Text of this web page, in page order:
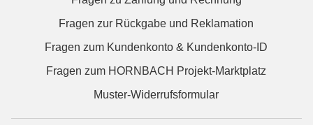
Fragen zur Rückgabe und Reklamation
Fragen zum Kundenkonto & Kundenkonto-ID
Fragen zum HORNBACH Projekt-Marktplatz
Muster-Widerrufsformular